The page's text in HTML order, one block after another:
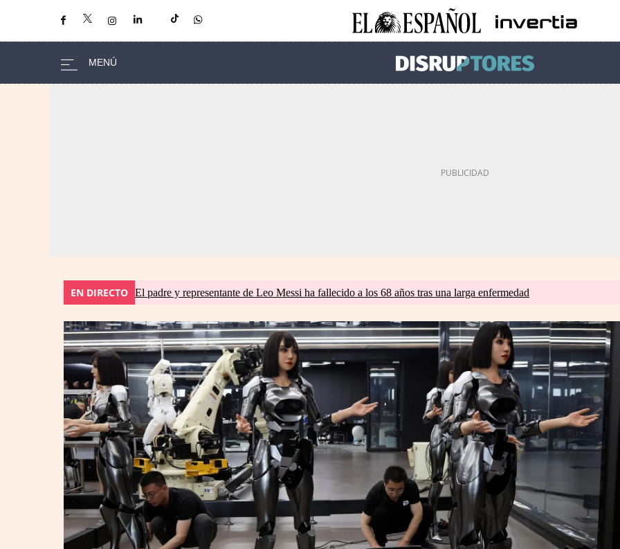
EN DIRECTO El padre y representante de Leo Messi ha fallecido a los 68 años tras una larga enfermedad